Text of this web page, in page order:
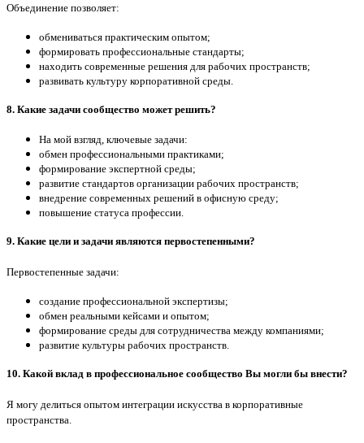
Объединение позволяет:
обмениваться практическим опытом;
формировать профессиональные стандарты;
находить современные решения для рабочих пространств;
развивать культуру корпоративной среды.
8. Какие задачи сообщество может решить?
На мой взгляд, ключевые задачи:
обмен профессиональными практиками;
формирование экспертной среды;
развитие стандартов организации рабочих пространств;
внедрение современных решений в офисную среду;
повышение статуса профессии.
9. Какие цели и задачи являются первостепенными?
Первостепенные задачи:
создание профессиональной экспертизы;
обмен реальными кейсами и опытом;
формирование среды для сотрудничества между компаниями;
развитие культуры рабочих пространств.
10. Какой вклад в профессиональное сообщество Вы могли бы внести?
Я могу делиться опытом интеграции искусства в корпоративные
пространства.